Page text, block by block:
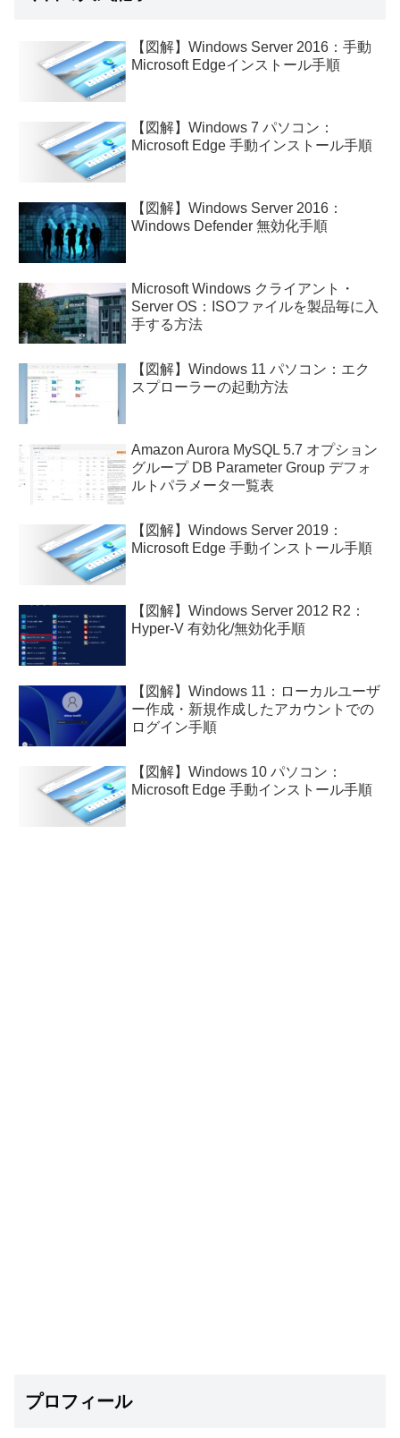
【図解】Windows Server 2016：手動
Microsoft Edgeインストール手順
【図解】Windows 7 パソコン：
Microsoft Edge 手動インストール手順
【図解】Windows Server 2016：
Windows Defender 無効化手順
Microsoft Windows クライアント・
Server OS：ISOファイルを製品毎に入
手する方法
【図解】Windows 11 パソコン：エク
スプローラーの起動方法
Amazon Aurora MySQL 5.7 オプション
グループ DB Parameter Group デフォ
ルトパラメータ一覧表
【図解】Windows Server 2019：
Microsoft Edge 手動インストール手順
【図解】Windows Server 2012 R2：
Hyper-V 有効化/無効化手順
【図解】Windows 11：ローカルユーザ
ー作成・新規作成したアカウントでの
ログイン手順
【図解】Windows 10 パソコン：
Microsoft Edge 手動インストール手順
プロフィール